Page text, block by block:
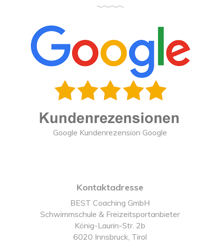
Google Kundenrezension Google
Kontaktadresse
BEST Coaching GmbH
Schwimmschule & Freizeitsportanbieter
König-Laurin-Str. 2b
6020 Innsbruck, Tirol